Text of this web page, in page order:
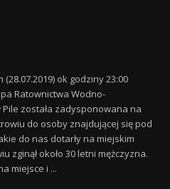
ok godziny 23:00
Ratownictwa Wodno-
Pile została zadysponowana na
do osoby znajdującej się pod
do nas dotarły na miejskim
zginął około 30 letni mężczyzna.
miejsce i ...